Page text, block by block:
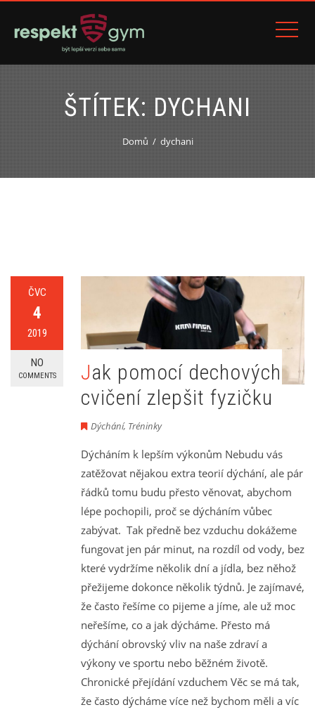
ŠTÍTEK:DYCHANI
Domů dychani
ČVC
4
2019
NO
COMMENTS
Jak pomocí dechových
cvičení zlepšit fyzičku
Dýchání, Tréninky
Dýcháním k lepším výkonům Nebudu vás
zatěžovat nějakou extra teorií dýchání, ale pár
řádků tomu budu přesto věnovat, abychom
lépe pochopili, proč se dýcháním vůbec
zabývat. Tak předně bez vzduchu dokážeme
fungovat jen pár minut, na rozdíl od vody, bez
které vydržíme několik dní a jídla, bez něhož
přežijeme dokonce několik týdnů. Je zajímavé,
že často řešíme co pijeme a jíme, ale už moc
neřešíme, co a jak dýcháme. Přesto má
dýchání obrovský vliv na naše zdraví a
výkony ve sportu nebo běžném životě.
Chronické přejídání vzduchem Věc se má tak,
že často dýcháme více než bychom měli a víc